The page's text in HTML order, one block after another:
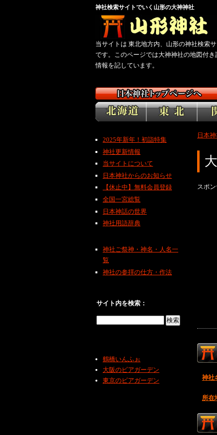
神社検索サイトでいく山形の大神神社
当サイトは 東北地方内、山形の神社検索
です。このページでは大神神社の地図付き
情報を記しています。
日本
スポ
神社
所在
2025年新年！初詣特集
神社更新情報
当サイトについて
日本神社からのお知らせ
【休止中】無料会員登録
全国一宮総覧
日本神話の世界
神社用語辞典
神社ご祭神・神名・人名一
覧
神社の参拝の仕方・作法
サイト内を検索：
鶴橋いんふぉ
大阪のビアガーデン
東京のビアガーデン